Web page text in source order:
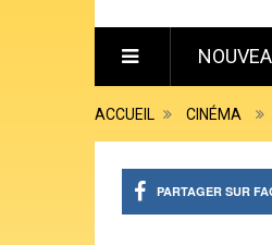
ACCUEIL CINÉMA
PARTAGER SUR